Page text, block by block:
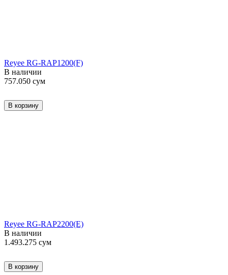
Reyee RG-RAP1200(F)
В наличии
757.050 сум
В корзину
Reyee RG-RAP2200(E)
В наличии
1.493.275 сум
В корзину